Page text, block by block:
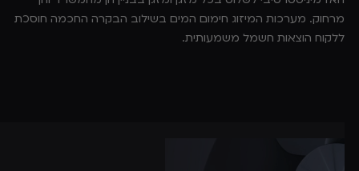
מרחוק. מערכות המיזוג חימום המים בשילוב הבקרה החכמה חוסכת
ללקוח הוצאות חשמל משמעותית.